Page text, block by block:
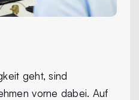
geht, sind
vorne dabei. Auf